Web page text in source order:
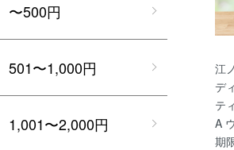
江
デ
テ
A
期
〜500円
501〜1,000円
1,001〜2,000円